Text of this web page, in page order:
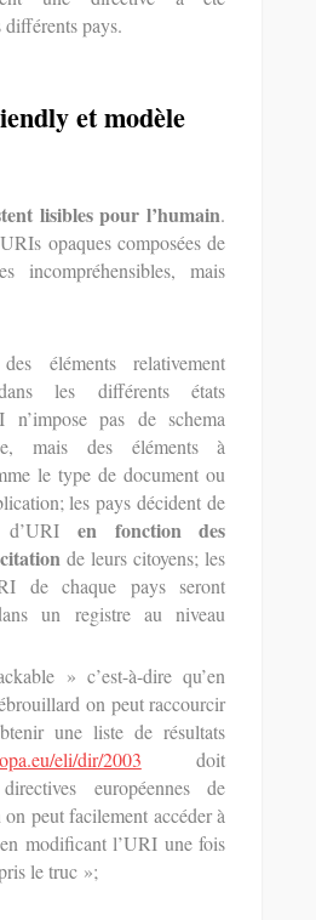
différents pays.
et modèle
lisibles pour l’humain.
opaques composées de
incompréhensibles, mais
éléments relativement
les différents états
n’impose pas de schema
mais des éléments à
le type de document ou
les pays décident de
d’URI en fonction des
de leurs citoyens; les
de chaque pays seront
un registre au niveau
» c’est-à-dire qu’en
on peut raccourcir
une liste de résultats
eli/dir/2003 doit
européennes de
peut facilement accéder à
modificant l’URI une fois
le truc »;